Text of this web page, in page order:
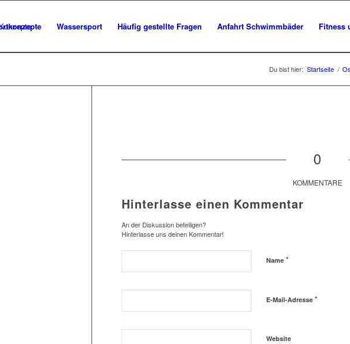
Wassersport Häufig gestellte Fragen Anfahrt Schwimmbäder Fitness
Du bist hier: Startseite /
0
KOMMENTARE
Hinterlasse einen Kommentar
An der Diskussion beteiligen?
Hinterlasse uns deinen Kommentar!
Name *
E-Mail-Adresse *
Website